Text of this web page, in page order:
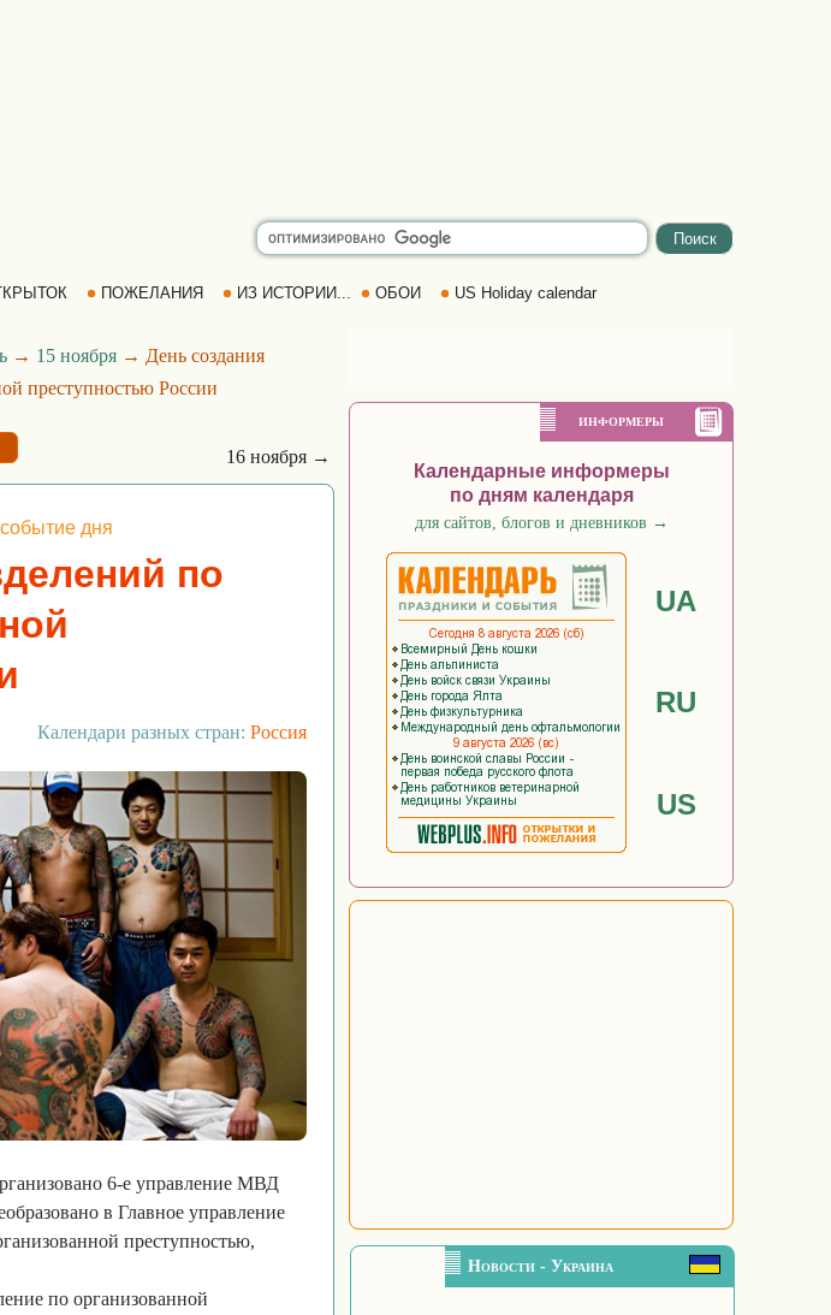
ПОЖЕЛАНИЯ ИЗ ИСТОРИИ... ОБОИ US Holiday calendar
→ 15 ноября → День создания
преступностью России
16 ноября →
событие дня
по
Календари разных стран: Россия
6-е управление МВД
в Главное управление
преступностью,
по организованной
ИНФОРМЕРЫ
Календарные информеры
по дням календаря
для сайтов, блогов и дневников →
UA
RU
US
Новости - Украина